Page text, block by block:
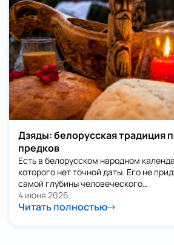
Дзяды: белорусская традиция
предков
Есть в белорусском народном
которого нет точной даты. Его не
самой глубины человеческого…
4 июня 2026
Читать полностью